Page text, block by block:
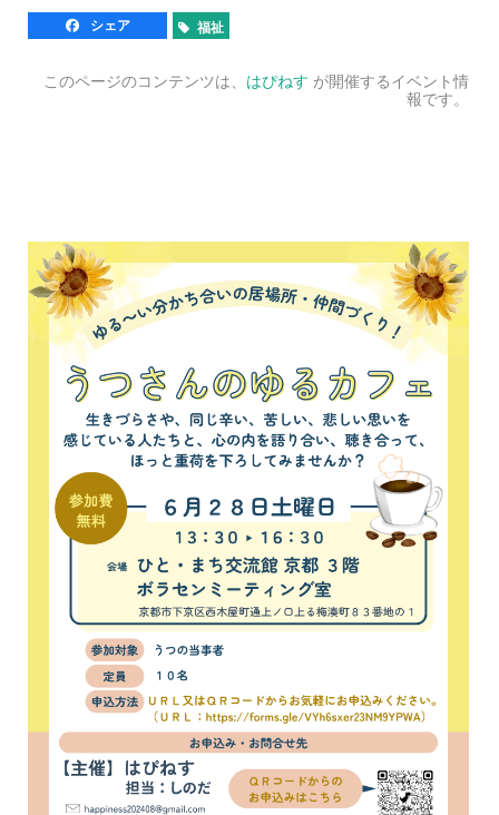
シェア 福祉
このページのコンテンツは、 はぴねす が開催するイベント情
報です。